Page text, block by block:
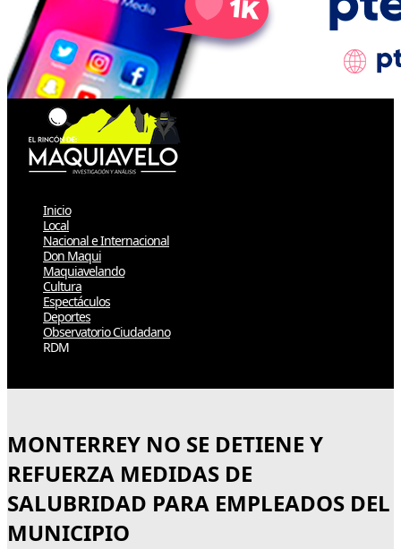
Inicio
Local
Nacional e Internacional
Don Maqui
Maquiavelando
Cultura
Espectáculos
Deportes
Observatorio Ciudadano
RDM
MONTERREY NO SE DETIENE Y
REFUERZA MEDIDAS DE
SALUBRIDAD PARA EMPLEADOS DEL
MUNICIPIO